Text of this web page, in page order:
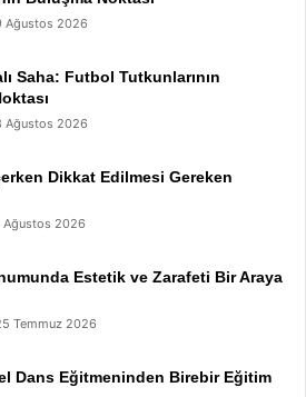
Ağustos 2026
Saha: Futbol Tutkunlarının
Ağustos 2026
Dikkat Edilmesi Gereken
Ağustos 2026
Estetik ve Zarafeti Bir Araya
Temmuz 2026
Dans Eğitmeninden Birebir Eğitim